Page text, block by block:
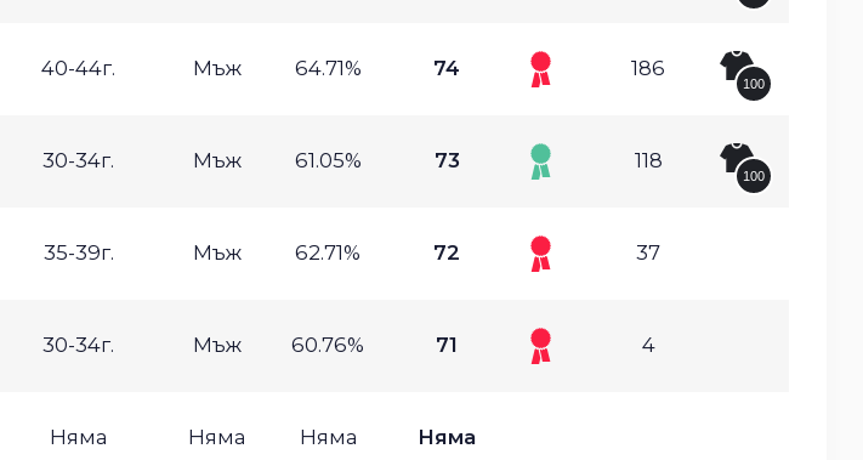
40-44г. Мъж 64.71% 74 186
100
30-34г. Мъж 61.05% 73 118
100
35-39г. Мъж 62.71% 72 37
30-34г. Мъж 60.76% 71 4
Няма Няма Няма Няма